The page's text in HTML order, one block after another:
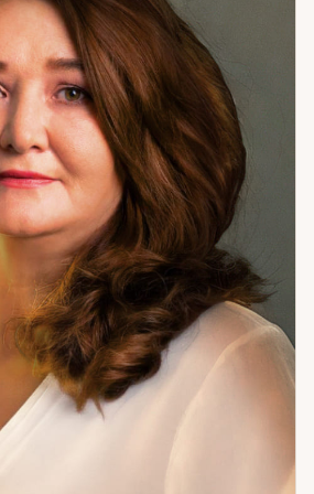
в одном. Я изучаю события
и возможные сценарии будущего,
стратегически точное решение. За
сотням людей разобраться в
внутреннее равновесие и найти
вы ищете профессионала, который
и честно — я готова помочь вам
какая она есть, и направить к
на консультацию — для тех,
с уверенностью и ясностью.